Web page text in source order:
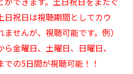
日祝日は視聴期間としてカウ
ませんが、視聴可能です。例）
ら金曜日、土曜日、日曜日、
での5日間が視聴可能！！